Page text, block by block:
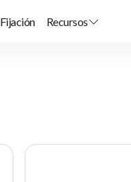
Fijación Recursos